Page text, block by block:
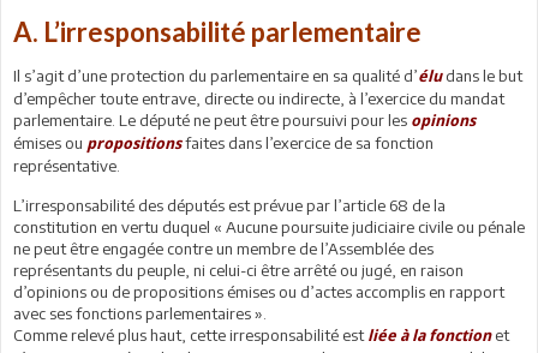
A. L’irresponsabilité parlementaire
Il s’agit d’une protection du parlementaire en sa qualité d’éludans le but
d’empêcher toute entrave, directe ou indirecte, à l’exercice du mandat
parlementaire. Le député ne peut être poursuivi pour les opinions
émises ou propositionsfaites dans l’exercice de sa fonction
représentative.
L’irresponsabilité des députés est prévue par l’article 68 de la
constitution en vertu duquel « Aucune poursuite judiciaire civile ou pénale
ne peut être engagée contre un membre de l’Assemblée des
représentants du peuple, ni celui-ci être arrêté ou jugé, en raison
d’opinions ou de propositions émises ou d’actes accomplis en rapport
avec ses fonctions parlementaires ».
Comme relevé plus haut, cette irresponsabilité est liée à la fonction et